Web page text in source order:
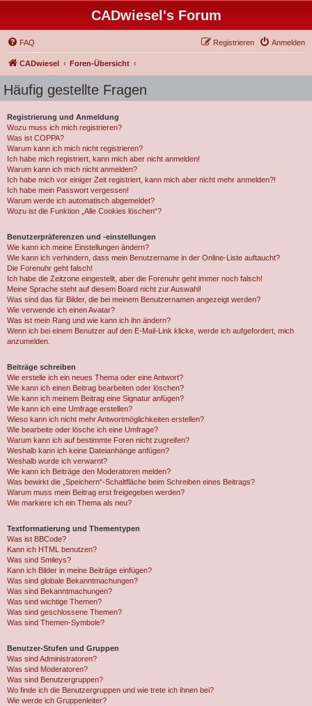
CADwiesel's Forum
FAQ Anmelden
Registrieren
CADwiesel Foren-Übersicht
Häufig gestellte Fragen
Registrierung und Anmeldung
Wozu muss ich mich registrieren?
Was ist COPPA?
Warum kann ich mich nicht registrieren?
Ich habe mich registriert, kann mich aber nicht anmelden!
Warum kann ich mich nicht anmelden?
Ich habe mich vor einiger Zeit registriert, kann mich aber nicht mehr anmelden?!
Ich habe mein Passwort vergessen!
Warum werde ich automatisch abgemeldet?
Wozu ist die Funktion „Alle Cookies löschen“?
Benutzerpräferenzen und -einstellungen
Wie kann ich meine Einstellungen ändern?
Wie kann ich verhindern, dass mein Benutzername in der Online-Liste auftaucht?
Die Forenuhr geht falsch!
Ich habe die Zeitzone eingestellt, aber die Forenuhr geht immer noch falsch!
Meine Sprache steht auf diesem Board nicht zur Auswahl!
Was sind das für Bilder, die bei meinem Benutzernamen angezeigt werden?
Wie verwende ich einen Avatar?
Was ist mein Rang und wie kann ich ihn ändern?
Wenn ich bei einem Benutzer auf den E-Mail-Link klicke, werde ich aufgefordert, mich
anzumelden.
Beiträge schreiben
Wie erstelle ich ein neues Thema oder eine Antwort?
Wie kann ich einen Beitrag bearbeiten oder löschen?
Wie kann ich meinem Beitrag eine Signatur anfügen?
Wie kann ich eine Umfrage erstellen?
Wieso kann ich nicht mehr Antwortmöglichkeiten erstellen?
Wie bearbeite oder lösche ich eine Umfrage?
Warum kann ich auf bestimmte Foren nicht zugreifen?
Weshalb kann ich keine Dateianhänge anfügen?
Weshalb wurde ich verwarnt?
Wie kann ich Beiträge den Moderatoren melden?
Was bewirkt die „Speichern“-Schaltfläche beim Schreiben eines Beitrags?
Warum muss mein Beitrag erst freigegeben werden?
Wie markiere ich ein Thema als neu?
Textformatierung und Thementypen
Was ist BBCode?
Kann ich HTML benutzen?
Was sind Smileys?
Kann ich Bilder in meine Beiträge einfügen?
Was sind globale Bekanntmachungen?
Was sind Bekanntmachungen?
Was sind wichtige Themen?
Was sind geschlossene Themen?
Was sind Themen-Symbole?
Benutzer-Stufen und Gruppen
Was sind Administratoren?
Was sind Moderatoren?
Was sind Benutzergruppen?
Wo finde ich die Benutzergruppen und wie trete ich ihnen bei?
Wie werde ich Gruppenleiter?